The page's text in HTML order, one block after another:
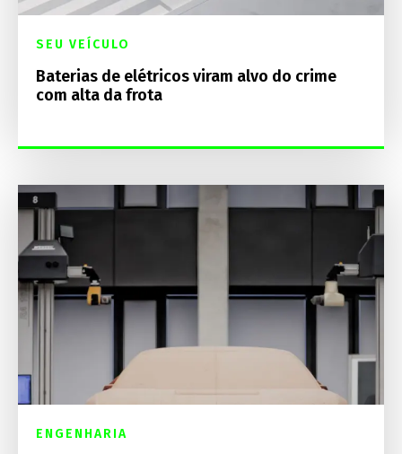
SEU VEÍCULO
Baterias de elétricos viram alvo do crime
com alta da frota
ENGENHARIA